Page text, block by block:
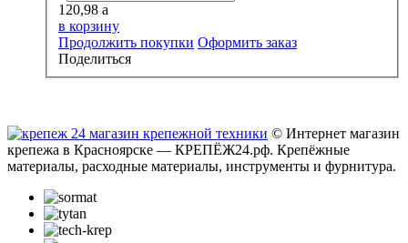
120,98 a
в корзину
Продолжить покупки Оформить заказ
Поделиться
© Интернет магазин
крепежа в Красноярске — КРЕПЁЖ24.рф. Крепёжные
материалы, расходные материалы, инструменты и фурнитура.